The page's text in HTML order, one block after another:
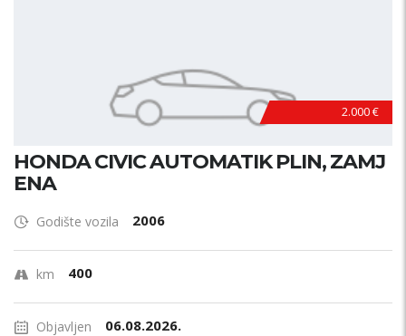
2.000 €
HONDA CIVIC AUTOMATIK PLIN, ZAMJ
ENA
Godište vozila 2006
km 400
Objavljen 06.08.2026.